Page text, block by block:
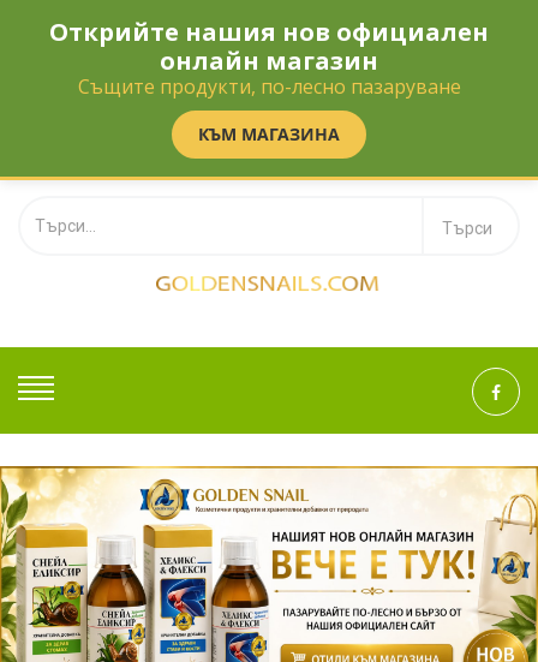
Открийте нашия нов официален
онлайн магазин
Същите продукти, по-лесно пазаруване
КЪМ МАГАЗИНА
Телефон:‎0895 110 112
office@golden-snail.com
BG
EN